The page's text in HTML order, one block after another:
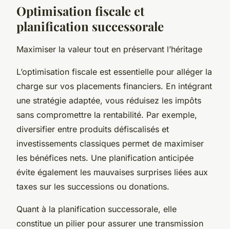
Optimisation fiscale et
planification successorale
Maximiser la valeur tout en préservant l’héritage
L’optimisation fiscale est essentielle pour alléger la
charge sur vos placements financiers. En intégrant
une stratégie adaptée, vous réduisez les impôts
sans compromettre la rentabilité. Par exemple,
diversifier entre produits défiscalisés et
investissements classiques permet de maximiser
les bénéfices nets. Une planification anticipée
évite également les mauvaises surprises liées aux
taxes sur les successions ou donations.
Quant à la planification successorale, elle
constitue un pilier pour assurer une transmission